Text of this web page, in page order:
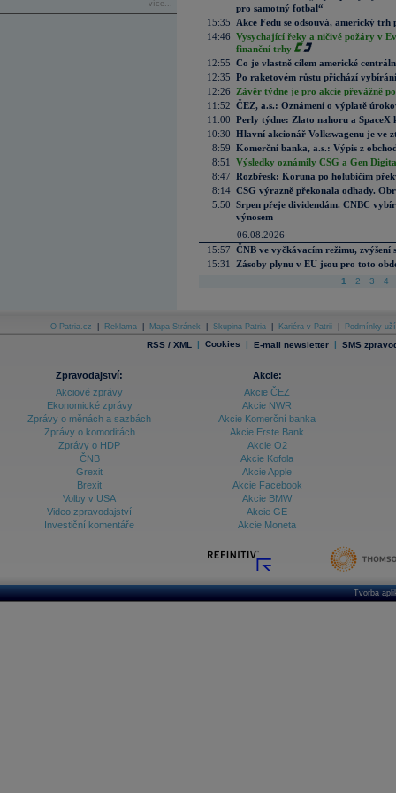
více...
pro samotný fotbal“
15:35
Akce Fedu se odsouvá, americký
14:46 Vysychající řeky a ničivé požáry v
finanční trhy
12:55 Co je vlastně cílem americké
12:35 Po raketovém růstu přichází
12:26
Závěr týdne je pro akcie převážně
11:52 ČEZ, a.s.: Oznámení o výplatě
11:00 Perly týdne: Zlato nahoru a SpaceX
10:30 Hlavní akcionář Volkswagenu je ve
8:59 Komerční banka, a.s.: Výpis z
8:51
Výsledky oznámily CSG a Gen
8:47 Rozbřesk: Koruna po holubičím
8:14 CSG výrazně překonala odhady.
5:50 Srpen přeje dividendám. CNBC
výnosem
06.08.2026
15:57 ČNB ve vyčkávacím režimu, zvýšení
15:31
Zásoby plynu v EU jsou pro toto
1 2 3 4
O Patria.cz Reklama Mapa Stránek Skupina Patria Kariéra v Patrii Podmínky
RSS / XML | Cookies | E-mail newsletter | SMS
Zpravodajství:
Akciové zprávy
Ekonomické zprávy
Zprávy o měnách a sazbách
Zprávy o komoditách
Zprávy o HDP
ČNB
Grexit
Brexit
Volby v USA
Video zpravodajství
Investiční komentáře
Akcie:
Akcie ČEZ
Akcie NWR
Akcie Komerční banka
Akcie Erste Bank
Akcie O2
Akcie Kofola
Akcie Apple
Akcie Facebook
Akcie BMW
Akcie GE
Akcie Moneta
Tvorba